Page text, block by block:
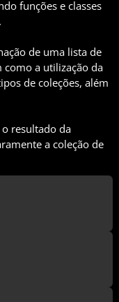
funções e classes
de uma lista de
a utilização da
de coleções, além
resultado da
a coleção de